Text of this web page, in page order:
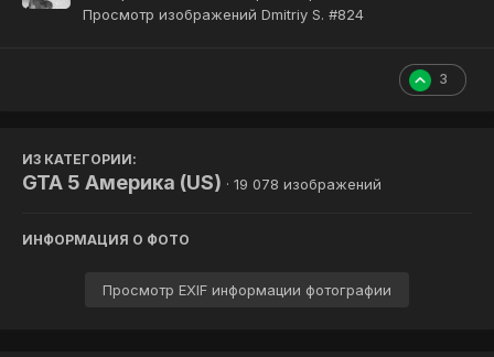
Просмотр изображений Dmitriy S. #824
3
ИЗ КАТЕГОРИИ:
GTA 5 Америка (US) · 19 078 изображений
ИНФОРМАЦИЯ О ФОТО
Просмотр EXIF информации фотографии